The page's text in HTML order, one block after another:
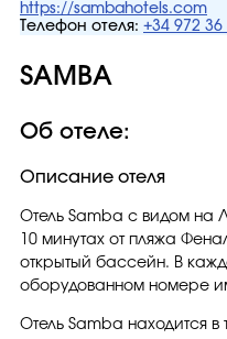
https://sambahotels.com
Телефон отеля: +34 972 36
SAMBA
Об отеле:
Описание отеля
Отель Samba с видом на
10 минутах от пляжа
открытый бассейн. В
оборудованном номере
Отель Samba находится в